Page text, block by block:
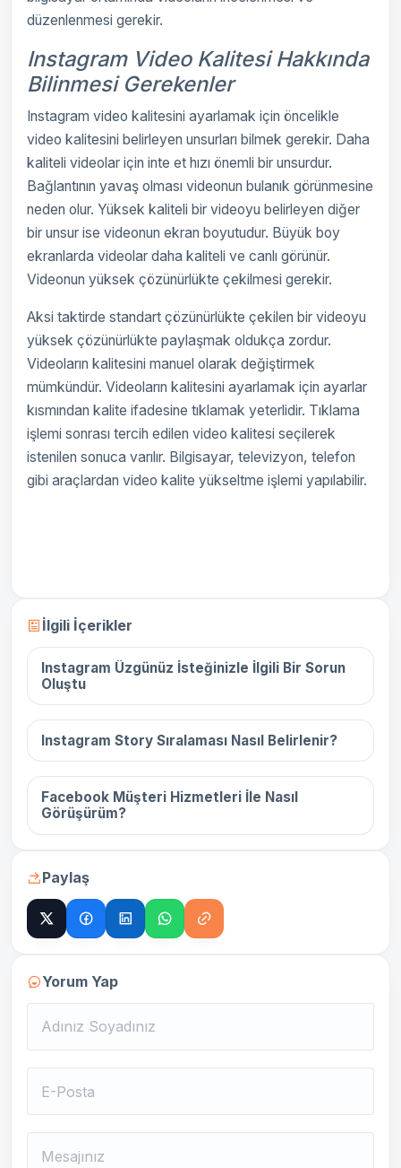
düzenlenmesi gerekir.
Instagram Video Kalitesi Hakkında
Bilinmesi Gerekenler
Instagram video kalitesini ayarlamak için öncelikle
video kalitesini belirleyen unsurları bilmek gerekir. Daha
kaliteli videolar için inte et hızı önemli bir unsurdur.
Bağlantının yavaş olması videonun bulanık görünmesine
neden olur. Yüksek kaliteli bir videoyu belirleyen diğer
bir unsur ise videonun ekran boyutudur. Büyük boy
ekranlarda videolar daha kaliteli ve canlı görünür.
Videonun yüksek çözünürlükte çekilmesi gerekir.
Aksi taktirde standart çözünürlükte çekilen bir videoyu
yüksek çözünürlükte paylaşmak oldukça zordur.
Videoların kalitesini manuel olarak değiştirmek
mümkündür. Videoların kalitesini ayarlamak için ayarlar
kısmından kalite ifadesine tıklamak yeterlidir. Tıklama
işlemi sonrası tercih edilen video kalitesi seçilerek
istenilen sonuca varılır. Bilgisayar, televizyon, telefon
gibi araçlardan video kalite yükseltme işlemi yapılabilir.
İlgili İçerikler
16 Aralık 2025
Instagram Üzgünüz İsteğinizle İlgili Bir Sorun
Oluştu
16 Aralık 2025
Instagram Story Sıralaması Nasıl Belirlenir?
16 Aralık 2025
Facebook Müşteri Hizmetleri İle Nasıl
Görüşürüm?
Paylaş
Yorum Yap